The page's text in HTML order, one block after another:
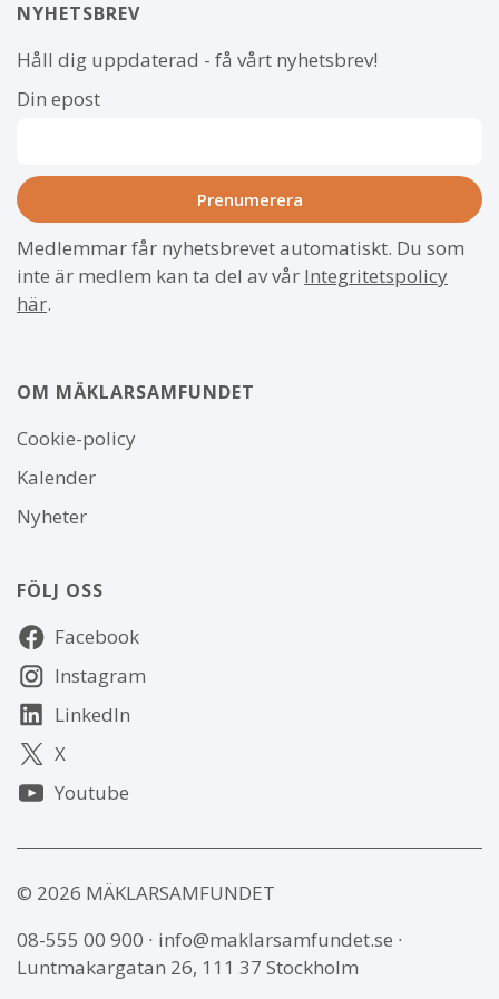
NYHETSBREV
Håll dig uppdaterad - få vårt nyhetsbrev!
Din epost
Medlemmar får nyhetsbrevet automatiskt. Du som
inte är medlem kan ta del av vår Integritetspolicy
här.
OM MÄKLARSAMFUNDET
Om
webbplatsen
Cookie-policy
Kalender
Nyheter
FÖLJ OSS
Följ
oss Facebook
Instagram
LinkedIn
X
Youtube
© 2026 MÄKLARSAMFUNDET
08-555 00 900 ∙ info@maklarsamfundet.se ∙
Luntmakargatan 26, 111 37 Stockholm